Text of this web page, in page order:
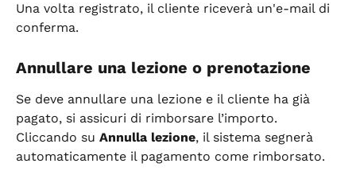
Una volta registrato, il cliente riceverà un'e-mail di
conferma.
Annullare una lezione o prenotazione
Se deve annullare una lezione e il cliente ha già
pagato, si assicuri di rimborsare l’importo.
Cliccando su Annulla lezione, il sistema segnerà
automaticamente il pagamento come rimborsato.